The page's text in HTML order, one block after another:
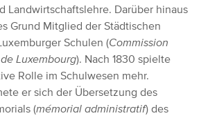
Landwirtschaftslehre. Darüber hinaus
Grund Mitglied der Städtischen
Schulen (Commission
Luxembourg). Nach 1830 spielte
Rolle im Schulwesen mehr.
er sich der Übersetzung des
(mémorial administratif) des